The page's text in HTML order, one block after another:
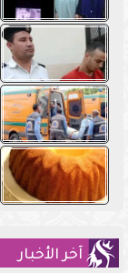
آخر الأخبار